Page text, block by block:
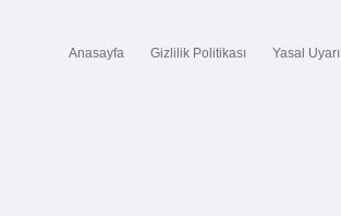
Anasayfa Gizlilik Politikası Yasal Uyarı